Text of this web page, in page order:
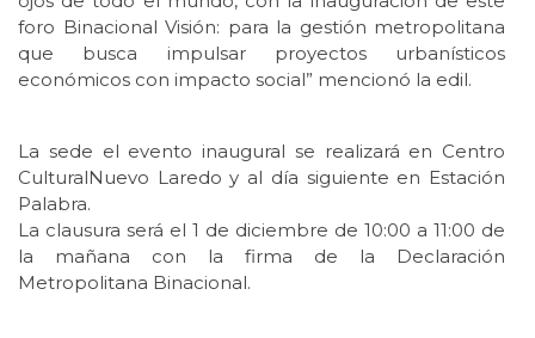
foro Binacional Visión: para la gestión metropolitana
que busca impulsar proyectos urbanísticos
económicos con impacto social” mencionó la edil.
La sede el evento inaugural se realizará en Centro
CulturalNuevo Laredo y al día siguiente en Estación
Palabra.
La clausura será el 1 de diciembre de 10:00 a 11:00 de
la mañana con la firma de la Declaración
Metropolitana Binacional.